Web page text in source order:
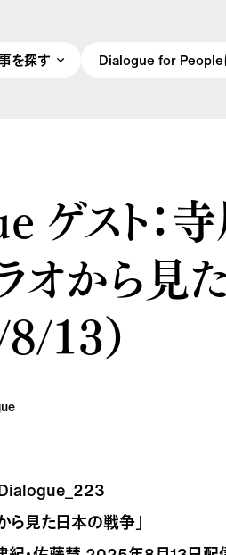
を探す Dialogue for People
スト：
オから見
13）
ら見た日本の戦争」